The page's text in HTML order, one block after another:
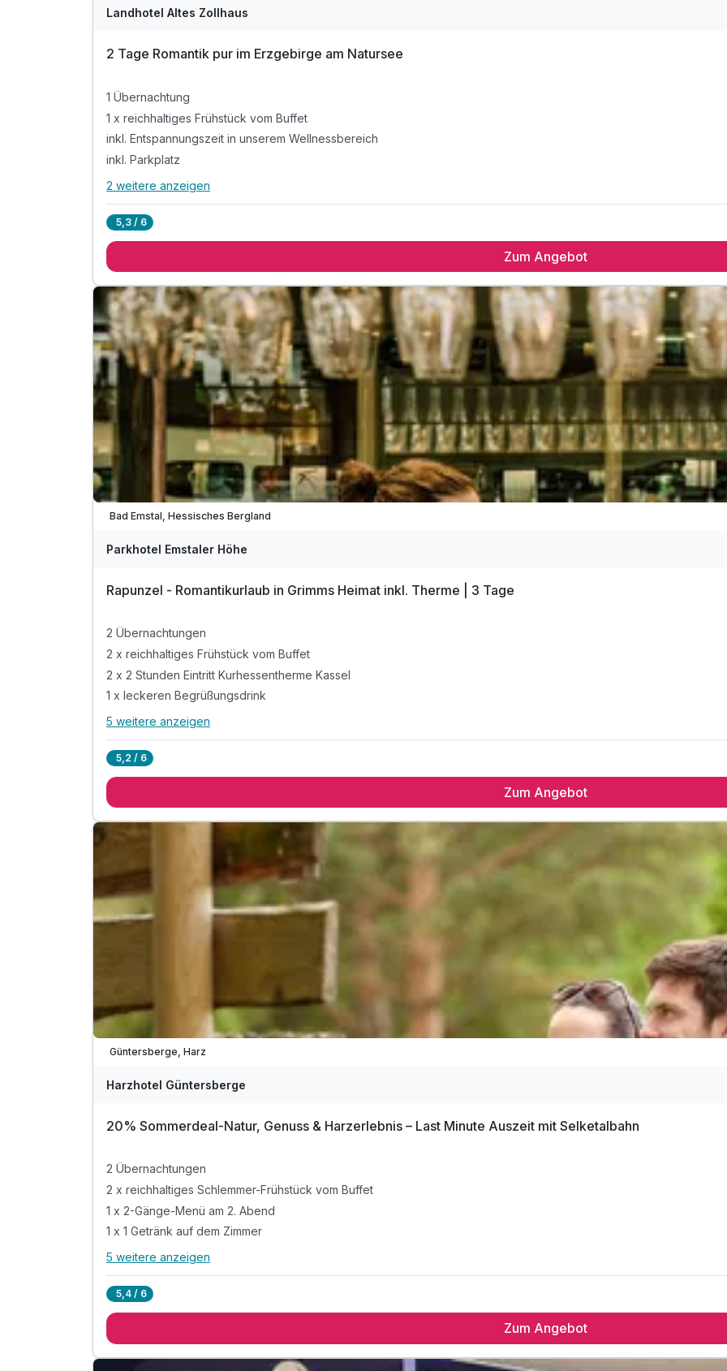
Landhotel Altes Zollhaus
2 Tage Romantik pur im Erzgebirge am Natursee
1 Übernachtung
1 x reichhaltiges Frühstück vom Buffet
inkl. Entspannungszeit in unserem Wellnessbereich
inkl. Parkplatz
Alle Inklusivleistungen
inkl. Parkplatz
inkl. W-LAN
Familienspaß o. Zeit zu zweit - Alles ist möglich!
2 weitere anzeigen
5,3 / 6
Zum Angebot
WAR
202
Bad Emstal, Hessisches Bergland
Parkhotel Emstaler Höhe
Rapunzel - Romantikurlaub in Grimms Heimat inkl. Therme | 3 Tage
2 Übernachtungen
2 x reichhaltiges Frühstück vom Buffet
2 x 2 Stunden Eintritt Kurhessentherme Kassel
1 x leckeren Begrüßungsdrink
Alle Inklusivleistungen
1 x leckeren Begrüßungsdrink
inkl. Eintritt in mehr als 5 Freibäder
inkl. Nutzung SPA "Grimms Badehaus"
inkl. MeineCardPlus*
inkl. W-Lan Nutzung
5 weitere anzeigen
5,2 / 6
Zum Angebot
Güntersberge, Harz
Harzhotel Güntersberge
20% Sommerdeal-Natur, Genuss & Harzerlebnis – Last Minute Auszeit mit Selketalbahn
2 Übernachtungen
2 x reichhaltiges Schlemmer-Frühstück vom Buffet
1 x 2-Gänge-Menü am 2. Abend
1 x 1 Getränk auf dem Zimmer
Alle Inklusivleistungen
5 weitere anzeigen
5,4 / 6
Zum Angebot